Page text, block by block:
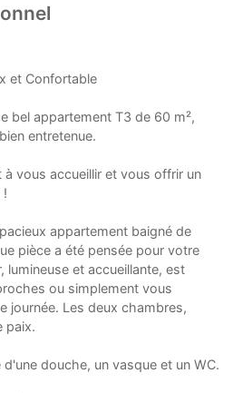
et Confortable
bel appartement T3 de 60 m²,
entretenue.
vous accueillir et vous offrir un
!
appartement baigné de
pièce a été pensée pour votre
lumineuse et accueillante, est
ou simplement vous
journée. Les deux chambres,
paix.
douche, un vasque et un WC.